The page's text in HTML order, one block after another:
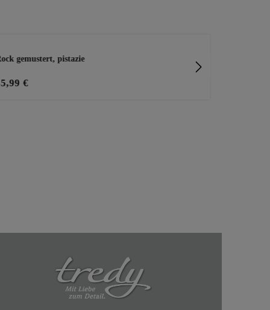
gemustert, pistazie
€